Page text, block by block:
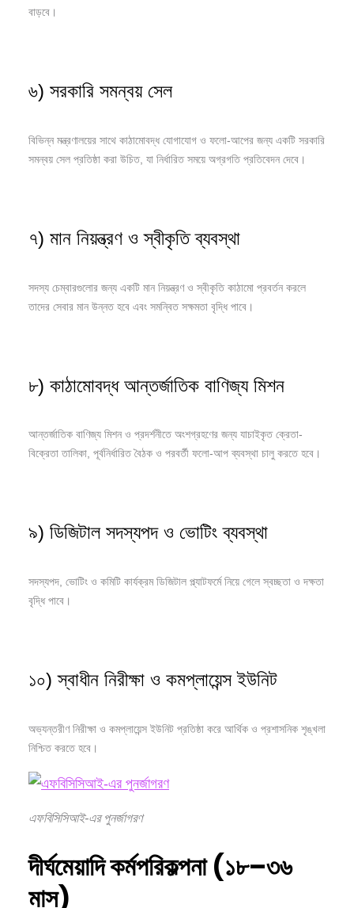
বাড়বে।
৬) সরকারি সমন্বয় সেল
বিভিন্ন মন্ত্রণালয়ের সাথে কাঠামোবদ্ধ যোগাযোগ ও ফলো-আপের জন্য একটি সরকারি
সমন্বয় সেল প্রতিষ্ঠা করা উচিত, যা নির্ধারিত সময়ে অগ্রগতি প্রতিবেদন দেবে।
৭) মান নিয়ন্ত্রণ ও স্বীকৃতি ব্যবস্থা
সদস্য চেম্বারগুলোর জন্য একটি মান নিয়ন্ত্রণ ও স্বীকৃতি কাঠামো প্রবর্তন করলে
তাদের সেবার মান উন্নত হবে এবং সমন্বিত সক্ষমতা বৃদ্ধি পাবে।
৮) কাঠামোবদ্ধ আন্তর্জাতিক বাণিজ্য মিশন
আন্তর্জাতিক বাণিজ্য মিশন ও প্রদর্শনীতে অংশগ্রহণের জন্য যাচাইকৃত ক্রেতা-
বিক্রেতা তালিকা, পূর্বনির্ধারিত বৈঠক ও পরবর্তী ফলো-আপ ব্যবস্থা চালু করতে হবে।
৯) ডিজিটাল সদস্যপদ ও ভোটিং ব্যবস্থা
সদস্যপদ, ভোটিং ও কমিটি কার্যক্রম ডিজিটাল প্ল্যাটফর্মে নিয়ে গেলে স্বচ্ছতা ও দক্ষতা
বৃদ্ধি পাবে।
১০) স্বাধীন নিরীক্ষা ও কমপ্লায়েন্স ইউনিট
অভ্যন্তরীণ নিরীক্ষা ও কমপ্লায়েন্স ইউনিট প্রতিষ্ঠা করে আর্থিক ও প্রশাসনিক শৃঙ্খলা
নিশ্চিত করতে হবে।
এফবিসিসিআই-এর পুনর্জাগরণ
দীর্ঘমেয়াদিকর্মপরিকল্পনা (১৮–৩৬
মাস)